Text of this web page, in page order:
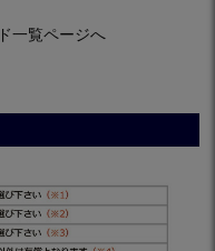
一覧ページへ